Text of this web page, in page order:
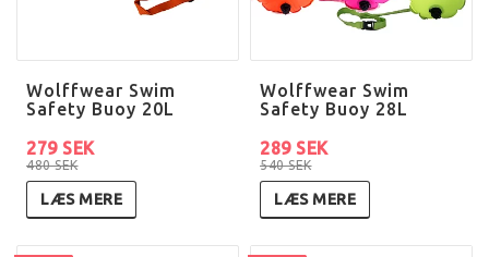
Wolffwear Swim
Safety Buoy 20L
480 SEK
279 SEK
LÆS MERE
Wolffwear Swim
Safety Buoy 28L
540 SEK
289 SEK
LÆS MERE